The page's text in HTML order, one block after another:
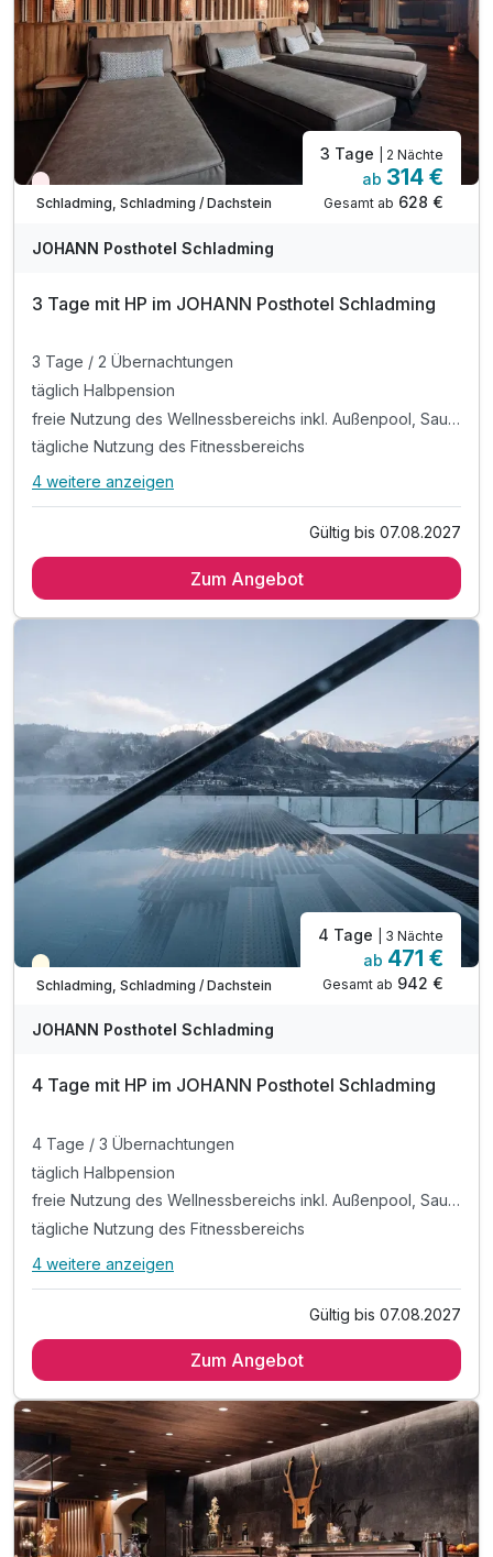
Wieder frei ab September
Schladming, Schladming / Dachstein
3 Tage | 2 Nächte
ab 314 €
Gesamt ab 628 €
JOHANN Posthotel Schladming
3 Tage mit HP im JOHANN Posthotel Schladming
3 Tage / 2 Übernachtungen
täglich Halbpension
freie Nutzung des Wellnessbereichs inkl. Außenpool, Saunawelt, Chillarea und Fitnessraum
tägliche Nutzung des Fitnessbereichs
Alle Inklusivleistungen
Rituals-Körperpflegeprodukte am Zimmer
Parkplatznutzung während des gesamten Aufenthaltes
WLAN-Nutzung
4 weitere anzeigen
Gültig bis 07.08.2027
Zum Angebot
Teilweise ausgelastet
Schladming, Schladming / Dachstein
4 Tage | 3 Nächte
ab 471 €
Gesamt ab 942 €
JOHANN Posthotel Schladming
4 Tage mit HP im JOHANN Posthotel Schladming
4 Tage / 3 Übernachtungen
täglich Halbpension
freie Nutzung des Wellnessbereichs inkl. Außenpool, Saunawelt, Chillarea und Fitnessraum
tägliche Nutzung des Fitnessbereichs
Alle Inklusivleistungen
Saunawelt, Chillarea und Fitnessraum
tägliche Nutzung des Fitnessbereichs
Kuscheliger Leihbademantel
Rituals-Körperpflegeprodukte am Zimmer
Parkplatznutzung während des gesamten Aufenthaltes
4 weitere anzeigen
Gültig bis 07.08.2027
Zum Angebot